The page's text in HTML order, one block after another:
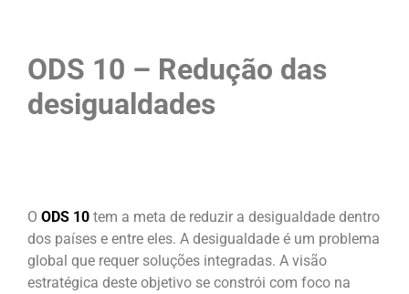
ODS 10 – Redução das
desigualdades
O ODS 10 tem a meta de reduzir a desigualdade dentro
dos países e entre eles. A desigualdade é um problema
global que requer soluções integradas. A visão
estratégica deste objetivo se constrói com foco na